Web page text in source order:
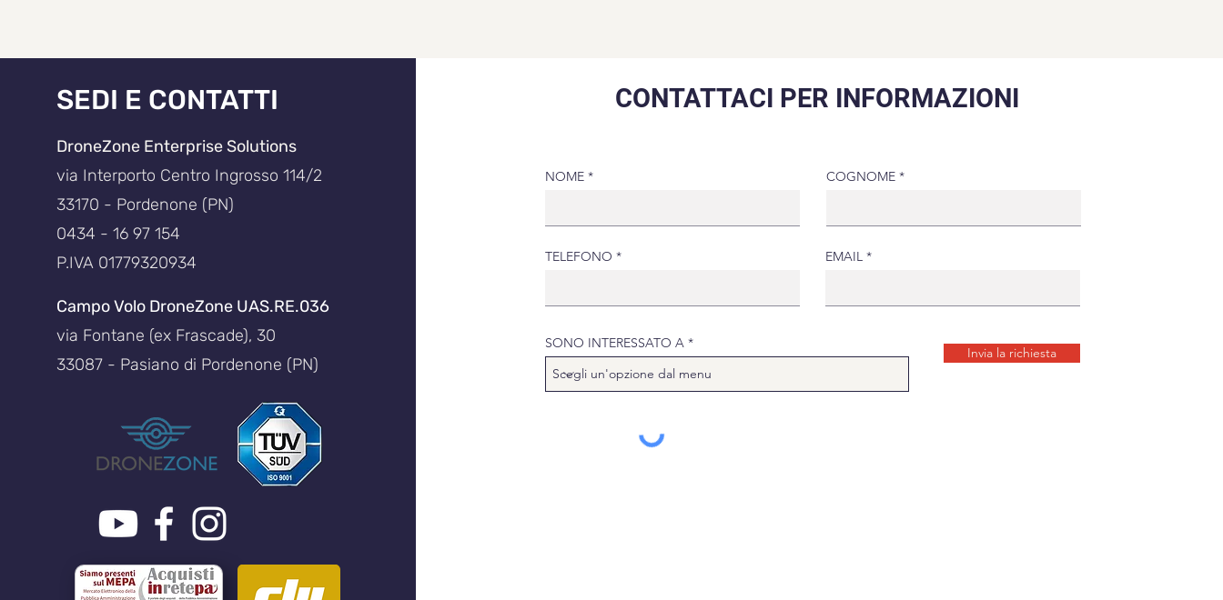
SEDI E CONTATTI
DroneZone Enterprise Solutions
via Interporto Centro Ingrosso 114/2
33170 - Pordenone (PN)
0434 - 16 97 154
P.IVA 01779320934
Campo Volo DroneZone UAS.RE.036
via Fontane (ex Frascade), 30
33087 - Pasiano di Pordenone (PN)
CONTATTACI PER INFORMAZIONI
NOME COGNOME
TELEFONO EMAIL
SONO INTERESSATO A
Invia la richiesta